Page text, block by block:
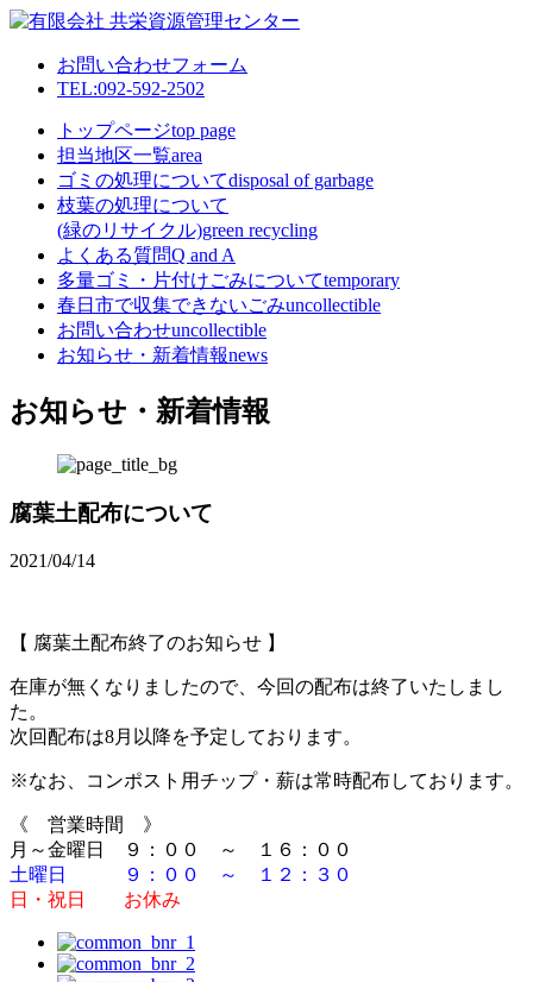
お問い合わせフォーム
TEL:092-592-2502
トップページtop page
担当地区一覧area
ゴミの処理についてdisposal of garbage
枝葉の処理について
(緑のリサイクル)green recycling
よくある質問Q and A
多量ゴミ・片付けごみについてtemporary
春日市で収集できないごみuncollectible
お問い合わせuncollectible
お知らせ・新着情報news
お知らせ・新着情報
腐葉土配布について
2021/04/14
【 腐葉土配布終了のお知らせ 】
在庫が無くなりましたので、今回の配布は終了いたしまし
た。
次回配布は8月以降を予定しております。
※なお、コンポスト用チップ・薪は常時配布しております。
《 営業時間 》
月～金曜日 ９：００ ～ １６：００
土曜日 ９：００ ～ １２：３０
日・祝日 お休み